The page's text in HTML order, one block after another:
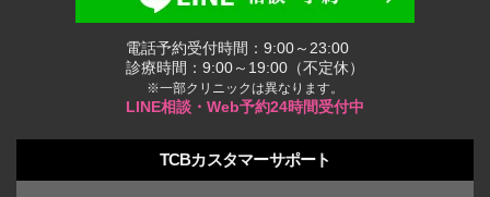
電話予約受付時間：9:00～23:00
診療時間：9:00～19:00（不定休）
※一部クリニックは異なります。
LINE相談・Web予約24時間受付中
TCBカスタマーサポート